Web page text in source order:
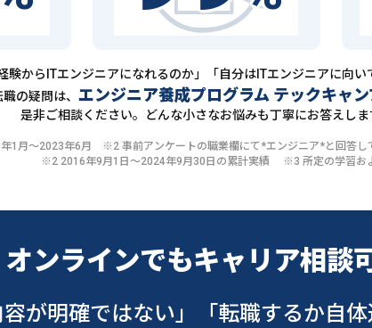
験からITエンジニアになれるのか」「自分はITエンジニアに向
の疑問は、 エンジニア養成プログラム テックキャン
是非ご相談ください。どんな小さなお悩みも丁寧にお答えしま
1月〜2023年6月 ※2 事前アンケートの職業欄にて*エンジニア*と回答し
※2 2016年9月1日〜2024年9月30日の累計実績 ※3 所定の学習お
オンラインでもキャリア相談
容が明確ではない」
「転職するか自体